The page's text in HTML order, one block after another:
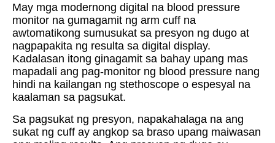
May mga modernong digital na blood pressure
monitor na gumagamit ng arm cuff na
awtomatikong sumusukat sa presyon ng dugo at
nagpapakita ng resulta sa digital display.
Kadalasan itong ginagamit sa bahay upang mas
mapadali ang pag-monitor ng blood pressure nang
hindi na kailangan ng stethoscope o espesyal na
kaalaman sa pagsukat.
Sa pagsukat ng presyon, napakahalaga na ang
sukat ng cuff ay angkop sa braso upang maiwasan